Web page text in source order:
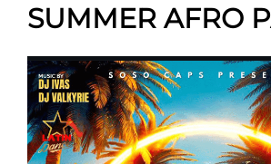
SUMMER AFRO